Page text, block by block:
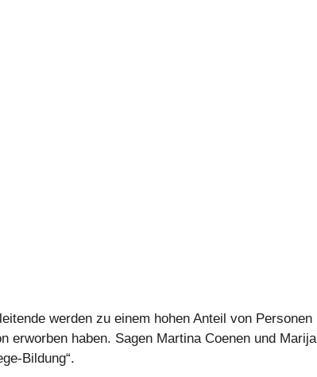
werden zu einem hohen Anteil von
erworben haben. Sagen Martina Coenen und
Bildung“.